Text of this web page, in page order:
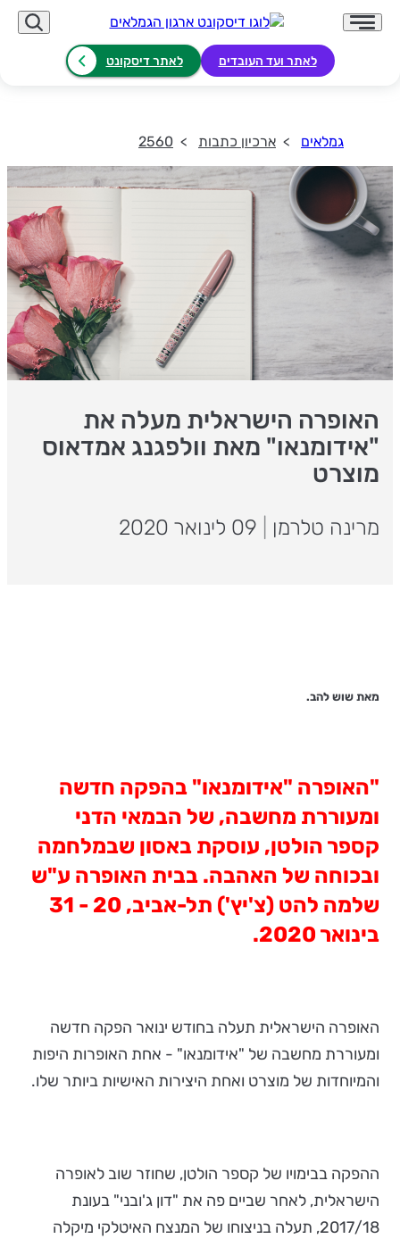
לאתר ועד העובדים לאתר דיסקונט
גמלאים ארכיון כתבות 2560
האופרה הישראלית מעלה את
"אידומנאו" מאת וולפגנג אמדאוס
מוצרט
מרינה טלרמן
מאת שוש להב.
"האופרה "אידומנאו" בהפקה חדשה
ומעוררת מחשבה, של הבמאי הדני
קספר הולטן, עוסקת באסון שבמלחמה
ובכוחה של האהבה. בבית האופרה ע"ש
שלמה להט (צ'יץ') תל-אביב, 20 - 31
בינואר 2020.
האופרה הישראלית תעלה בחודש ינואר הפקה חדשה
ומעוררת מחשבה של "אידומנאו" - אחת האופרות היפות
והמיוחדות של מוצרט ואחת היצירות האישיות ביותר שלו.
ההפקה בבימויו של קספר הולטן, שחוזר שוב לאופרה
הישראלית, לאחר שביים פה את "דון ג'ובני" בעונת
2017/18, תעלה בניצוחו של המנצח האיטלקי מיקלה